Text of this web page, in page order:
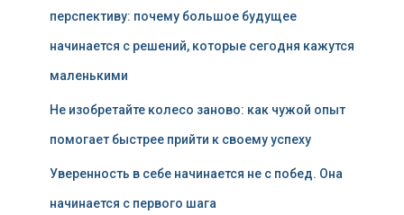
перспективу: почему большое будущее
начинается с решений, которые сегодня кажутся
маленькими
Не изобретайте колесо заново: как чужой опыт
помогает быстрее прийти к своему успеху
Уверенность в себе начинается не с побед. Она
начинается с первого шага